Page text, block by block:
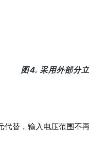
图4. 采用外部分
替，输入电压范围